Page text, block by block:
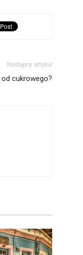
Następny artykuł
cukrowego?